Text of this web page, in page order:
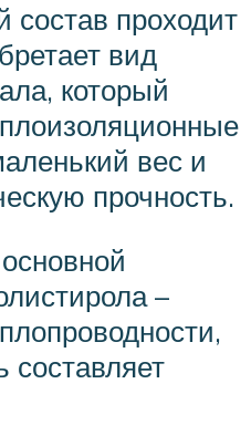
состав проходит
вид
который
вес и
прочность.
–
составляет